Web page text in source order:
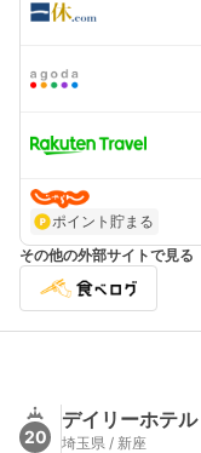
ポイント貯まる
その他の外部サイトで見る
20
デイリーホテ
埼玉県 / 新座